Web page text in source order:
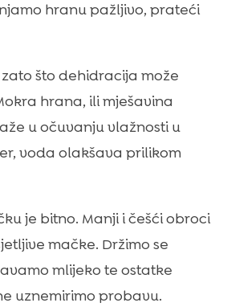
hranu pažljivo, prateći
što dehidracija može
hrana, ili mješavina
u očuvanju vlažnosti u
voda olakšava prilikom
je bitno. Manji i češći obroci
mačke. Držimo se
mlijeko te ostatke
uznemirimo probavu.